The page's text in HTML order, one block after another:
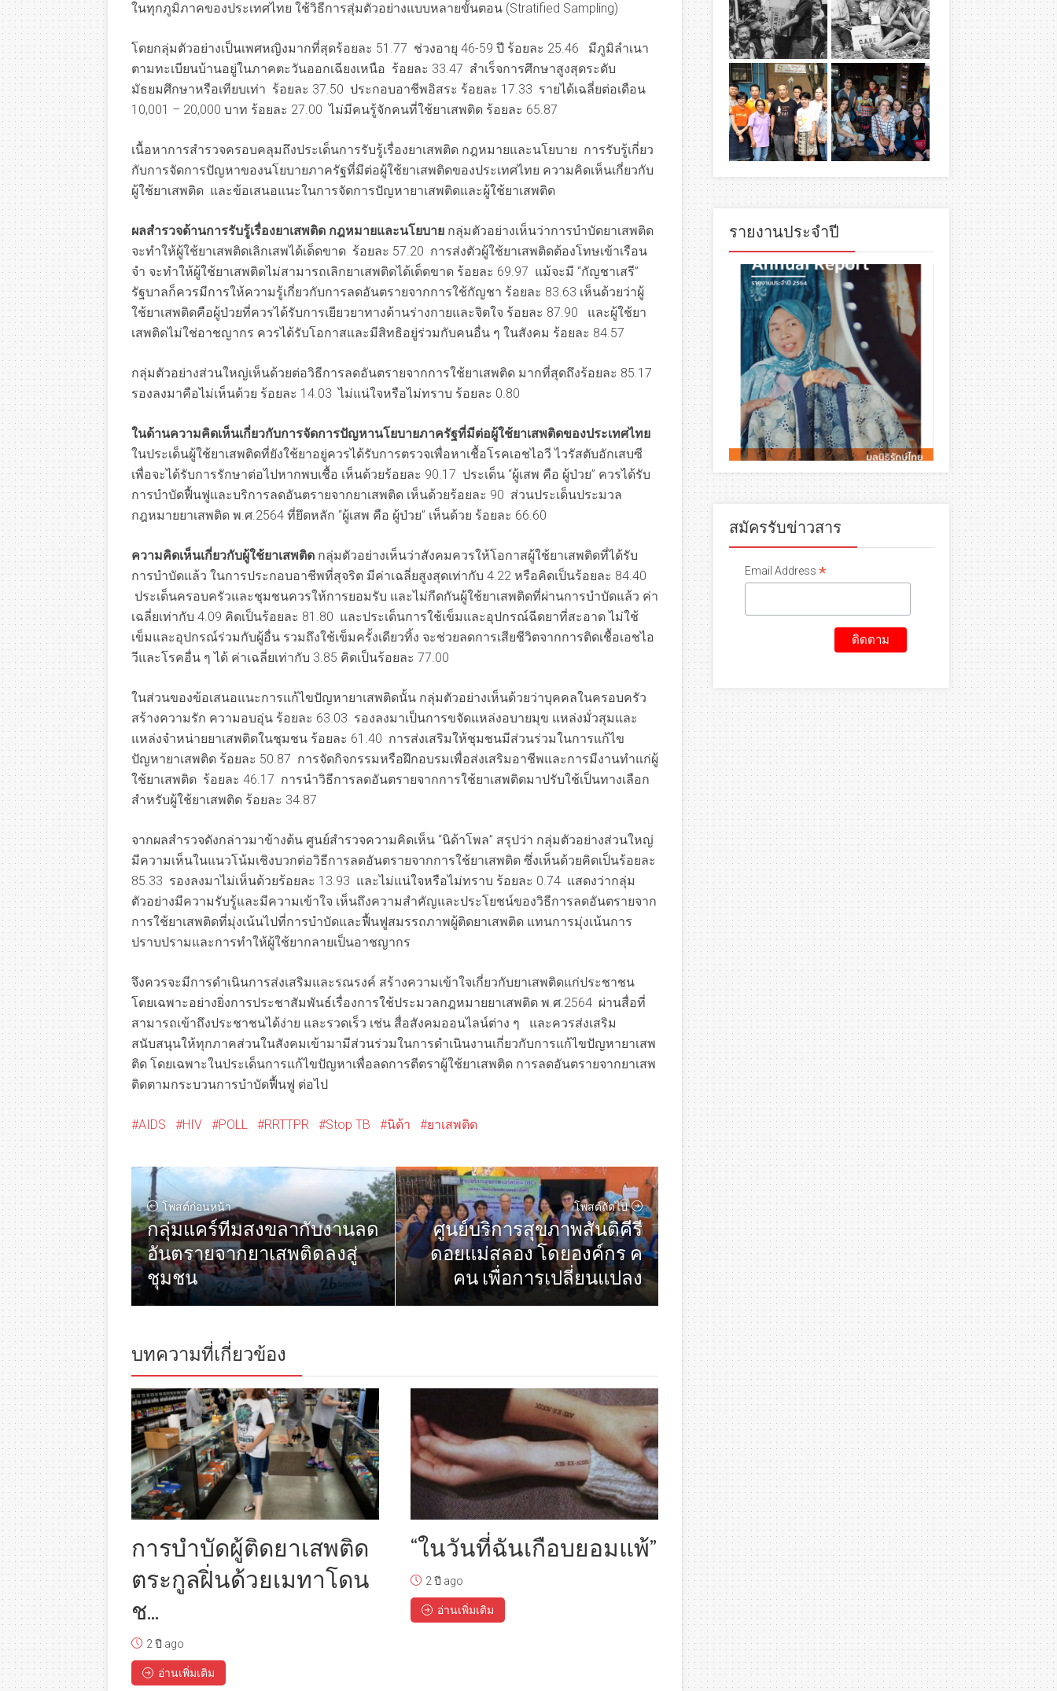
ในทุกภูมิภาคของประเทศไทย ใช้วิธีการสุ่มตัวอย่างแบบหลายขั้นตอน (Stratified Sampling)
โดยกลุ่มตัวอย่างเป็นเพศหญิงมากที่สุดร้อยละ 51.77 ช่วงอายุ 46-59 ปี ร้อยละ 25.46 มีภูมิลำเนา
ตามทะเบียนบ้านอยู่ในภาคตะวันออกเฉียงเหนือ ร้อยละ 33.47 สำเร็จการศึกษาสูงสุดระดับ
มัธยมศึกษาหรือเทียบเท่า ร้อยละ 37.50 ประกอบอาชีพอิสระ ร้อยละ 17.33 รายได้เฉลี่ยต่อเดือน
10,001 – 20,000 บาท ร้อยละ 27.00 ไม่มีคนรู้จักคนที่ใช้ยาเสพติด ร้อยละ 65.87
เนื้อหาการสำรวจครอบคลุมถึงประเด็นการรับรู้เรื่องยาเสพติด กฎหมายและนโยบาย การรับรู้เกี่ยว
กับการจัดการปัญหาของนโยบายภาครัฐที่มีต่อผู้ใช้ยาเสพติดของประเทศไทย ความคิดเห็นเกี่ยวกับ
ผู้ใช้ยาเสพติด และข้อเสนอแนะในการจัดการปัญหายาเสพติดและผู้ใช้ยาเสพติด
ผลสำรวจด้านการรับรู้เรื่องยาเสพติด กฎหมายและนโยบาย กลุ่มตัวอย่างเห็นว่าการบำบัดยาเสพติด
จะทำให้ผู้ใช้ยาเสพติดเลิกเสพได้เด็ดขาด ร้อยละ 57.20 การส่งตัวผู้ใช้ยาเสพติดต้องโทษเข้าเรือน
จำ จะทำให้ผู้ใช้ยาเสพติดไม่สามารถเลิกยาเสพติดได้เด็ดขาด ร้อยละ 69.97 แม้จะมี “กัญชาเสรี”
รัฐบาลก็ควรมีการให้ความรู้เกี่ยวกับการลดอันตรายจากการใช้กัญชา ร้อยละ 83.63 เห็นด้วยว่าผู้
ใช้ยาเสพติดคือผู้ป่วยที่ควรได้รับการเยียวยาทางด้านร่างกายและจิตใจ ร้อยละ 87.90 และผู้ใช้ยา
เสพติดไม่ใช่อาชญากร ควรได้รับโอกาสและมีสิทธิอยู่ร่วมกับคนอื่น ๆ ในสังคม ร้อยละ 84.57
กลุ่มตัวอย่างส่วนใหญ่เห็นด้วยต่อวิธีการลดอันตรายจากการใช้ยาเสพติด มากที่สุดถึงร้อยละ 85.17
รองลงมาคือไม่เห็นด้วย ร้อยละ 14.03 ไม่แน่ใจหรือไม่ทราบ ร้อยละ 0.80
ในด้านความคิดเห็นเกี่ยวกับการจัดการปัญหานโยบายภาครัฐที่มีต่อผู้ใช้ยาเสพติดของประเทศไทย
ในประเด็นผู้ใช้ยาเสพติดที่ยังใช้ยาอยู่ควรได้รับการตรวจเพื่อหาเชื้อโรคเอชไอวี ไวรัสตับอักเสบซี
เพื่อจะได้รับการรักษาต่อไปหากพบเชื้อ เห็นด้วยร้อยละ 90.17 ประเด็น “ผู้เสพ คือ ผู้ป่วย” ควรได้รับ
การบำบัดฟื้นฟูและบริการลดอันตรายจากยาเสพติด เห็นด้วยร้อยละ 90 ส่วนประเด็นประมวล
กฎหมายยาเสพติด พ.ศ.2564 ที่ยึดหลัก “ผู้เสพ คือ ผู้ป่วย” เห็นด้วย ร้อยละ 66.60
ความคิดเห็นเกี่ยวกับผู้ใช้ยาเสพติด กลุ่มตัวอย่างเห็นว่าสังคมควรให้โอกาสผู้ใช้ยาเสพติดที่ได้รับ
การบำบัดแล้ว ในการประกอบอาชีพที่สุจริต มีค่าเฉลี่ยสูงสุดเท่ากับ 4.22 หรือคิดเป็นร้อยละ 84.40
ประเด็นครอบครัวและชุมชนควรให้การยอมรับ และไม่กีดกันผู้ใช้ยาเสพติดที่ผ่านการบำบัดแล้ว ค่า
เฉลี่ยเท่ากับ 4.09 คิดเป็นร้อยละ 81.80 และประเด็นการใช้เข็มและอุปกรณ์ฉีดยาที่สะอาด ไม่ใช้
เข็มและอุปกรณ์ร่วมกับผู้อื่น รวมถึงใช้เข็มครั้งเดียวทิ้ง จะช่วยลดการเสียชีวิตจากการติดเชื้อเอชไอ
วีและโรคอื่น ๆ ได้ ค่าเฉลี่ยเท่ากับ 3.85 คิดเป็นร้อยละ 77.00
ในส่วนของข้อเสนอแนะการแก้ไขปัญหายาเสพติดนั้น กลุ่มตัวอย่างเห็นด้วยว่าบุคคลในครอบครัว
สร้างความรัก ความอบอุ่น ร้อยละ 63.03 รองลงมาเป็นการขจัดแหล่งอบายมุข แหล่งมั่วสุมและ
แหล่งจำหน่ายยาเสพติดในชุมชน ร้อยละ 61.40 การส่งเสริมให้ชุมชนมีส่วนร่วมในการแก้ไข
ปัญหายาเสพติด ร้อยละ 50.87 การจัดกิจกรรมหรือฝึกอบรมเพื่อส่งเสริมอาชีพและการมีงานทำแก่ผู้
ใช้ยาเสพติด ร้อยละ 46.17 การนำวิธีการลดอันตรายจากการใช้ยาเสพติดมาปรับใช้เป็นทางเลือก
สำหรับผู้ใช้ยาเสพติด ร้อยละ 34.87
จากผลสำรวจดังกล่าวมาข้างต้น ศูนย์สำรวจความคิดเห็น “นิด้าโพล” สรุปว่า กลุ่มตัวอย่างส่วนใหญ่
มีความเห็นในแนวโน้มเชิงบวกต่อวิธีการลดอันตรายจากการใช้ยาเสพติด ซึ่งเห็นด้วยคิดเป็นร้อยละ
85.33 รองลงมาไม่เห็นด้วยร้อยละ 13.93 และไม่แน่ใจหรือไม่ทราบ ร้อยละ 0.74 แสดงว่ากลุ่ม
ตัวอย่างมีความรับรู้และมีความเข้าใจ เห็นถึงความสำคัญและประโยชน์ของวิธีการลดอันตรายจาก
การใช้ยาเสพติดที่มุ่งเน้นไปที่การบำบัดและฟื้นฟูสมรรถภาพผู้ติดยาเสพติด แทนการมุ่งเน้นการ
ปราบปรามและการทำให้ผู้ใช้ยากลายเป็นอาชญากร
จึงควรจะมีการดำเนินการส่งเสริมและรณรงค์ สร้างความเข้าใจเกี่ยวกับยาเสพติดแก่ประชาชน
โดยเฉพาะอย่างยิ่งการประชาสัมพันธ์เรื่องการใช้ประมวลกฎหมายยาเสพติด พ.ศ.2564 ผ่านสื่อที่
สามารถเข้าถึงประชาชนได้ง่าย และรวดเร็ว เช่น สื่อสังคมออนไลน์ต่าง ๆ และควรส่งเสริม
สนับสนุนให้ทุกภาคส่วนในสังคมเข้ามามีส่วนร่วมในการดำเนินงานเกี่ยวกับการแก้ไขปัญหายาเสพ
ติด โดยเฉพาะในประเด็นการแก้ไขปัญหาเพื่อลดการตีตราผู้ใช้ยาเสพติด การลดอันตรายจากยาเสพ
ติดตามกระบวนการบำบัดฟื้นฟู ต่อไป
AIDS HIV POLL RRTTPR Stop TB นิด้า ยาเสพติด
โพสต์ก่อนหน้า
กลุ่มแคร์ทีมสงขลากับงานลด
อันตรายจากยาเสพติดลงสู่
ชุมชน
โพสต์ถัดไป
ศูนย์บริการสุขภาพสันติคีรี
ดอยแม่สลอง โดยองค์กร ค
คน เพื่อการเปลี่ยนแปลง
บทความที่เกี่ยวข้อง
การบำบัดผู้ติดยาเสพติด
ตระกูลฝิ่นด้วยเมทาโดน
ช...
2 ปี ago
อ่านเพิ่มเติม
“ในวันที่ฉันเกือบยอมแพ้”
2 ปี ago
อ่านเพิ่มเติม
รายงานประจำปี
สมัครรับข่าวสาร
Email Address *